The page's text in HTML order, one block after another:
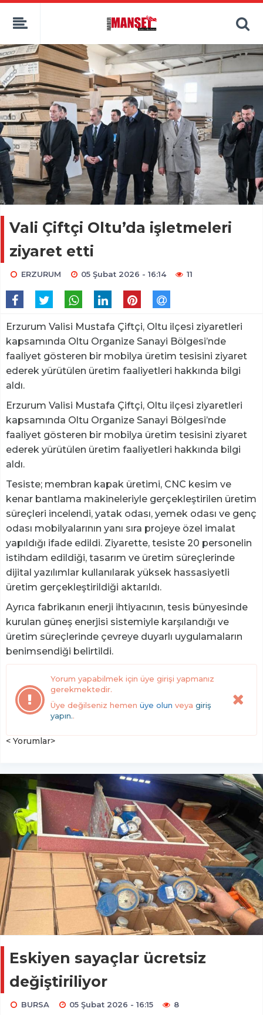
Vali Çiftçi Oltu’da işletmeleri
ziyaret etti
ERZURUM 05 Şubat 2026 - 16:14 11
Erzurum Valisi Mustafa Çiftçi, Oltu ilçesi ziyaretleri
kapsamında Oltu Organize Sanayi Bölgesi’nde
faaliyet gösteren bir mobilya üretim tesisini ziyaret
ederek yürütülen üretim faaliyetleri hakkında bilgi
aldı.
Erzurum Valisi Mustafa Çiftçi, Oltu ilçesi ziyaretleri
kapsamında Oltu Organize Sanayi Bölgesi’nde
faaliyet gösteren bir mobilya üretim tesisini ziyaret
ederek yürütülen üretim faaliyetleri hakkında bilgi
aldı.
Tesiste; membran kapak üretimi, CNC kesim ve
kenar bantlama makineleriyle gerçekleştirilen üretim
süreçleri incelendi, yatak odası, yemek odası ve genç
odası mobilyalarının yanı sıra projeye özel imalat
yapıldığı ifade edildi. Ziyarette, tesiste 20 personelin
istihdam edildiği, tasarım ve üretim süreçlerinde
dijital yazılımlar kullanılarak yüksek hassasiyetli
üretim gerçekleştirildiği aktarıldı.
Ayrıca fabrikanın enerji ihtiyacının, tesis bünyesinde
kurulan güneş enerjisi sistemiyle karşılandığı ve
üretim süreçlerinde çevreye duyarlı uygulamaların
benimsendiği belirtildi.
Yorum yapabilmek için üye girişi yapmanız
gerekmektedir.
Üye değilseniz hemen üye olun veya giriş
yapın..
< Yorumlar>
Eskiyen sayaçlar ücretsiz
değiştiriliyor
BURSA 05 Şubat 2026 - 16:15 8